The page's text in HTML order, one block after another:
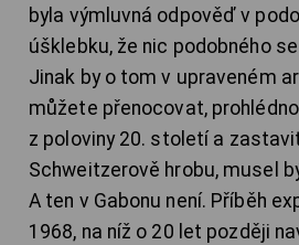
byla výmluvná odpověď v
úšklebku, že nic podobného
Jinak by o tom v upraveném
můžete přenocovat,
z poloviny 20. století a
Schweitzerově hrobu, musel
A ten v Gabonu není. Příběh
1968, na níž o 20 let později